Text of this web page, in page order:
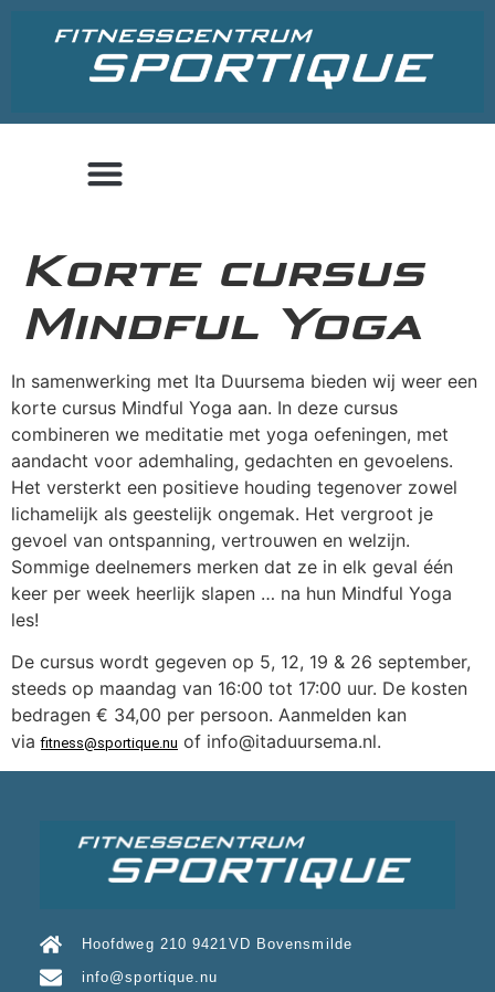
Korte cursus
Mindful Yoga
In samenwerking met Ita Duursema bieden wij weer een
korte cursus Mindful Yoga aan. In deze cursus
combineren we meditatie met yoga oefeningen, met
aandacht voor ademhaling, gedachten en gevoelens.
Het versterkt een positieve houding tegenover zowel
lichamelijk als geestelijk ongemak. Het vergroot je
gevoel van ontspanning, vertrouwen en welzijn.
Sommige deelnemers merken dat ze in elk geval één
keer per week heerlijk slapen … na hun Mindful Yoga
les!
De cursus wordt gegeven op 5, 12, 19 & 26 september,
steeds op maandag van 16:00 tot 17:00 uur. De kosten
bedragen € 34,00 per persoon. Aanmelden kan
viafitness@sportique.nu of info@itaduursema.nl.
Hoofdweg 210 9421VD Bovensmilde
info@sportique.nu